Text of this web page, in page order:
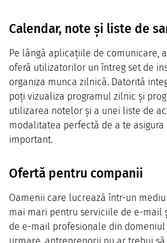
Calendar, note și liste de
Pe lângă aplicațiile de comunicare,
oferă utilizatorilor un întreg set de
organiza munca zilnică. Datorită
poți vizualiza programul zilnic și
utilizarea notelor și a unei liste de
modalitatea perfectă de a te asigura
important.
Ofertă pentru companii
Oamenii care lucrează într-un
mai mari pentru serviciile de e-mail
de e-mail profesionale din domeniul